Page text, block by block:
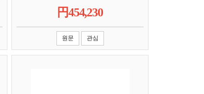
円454,230
원문 관심